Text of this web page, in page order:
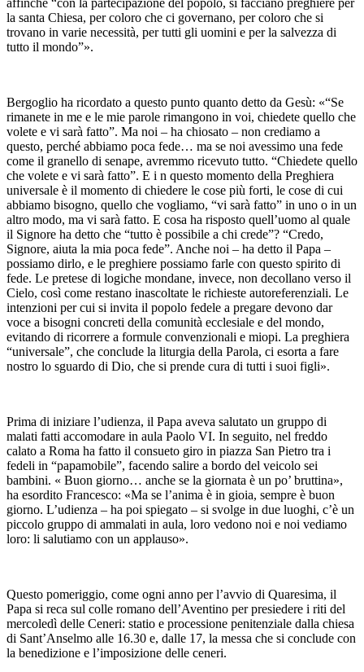
la santa Chiesa, per coloro che ci governano, per coloro che si
trovano in varie necessità, per tutti gli uomini e per la salvezza di
tutto il mondo”».
Bergoglio ha ricordato a questo punto quanto detto da Gesù: «“Se
rimanete in me e le mie parole rimangono in voi, chiedete quello che
volete e vi sarà fatto”. Ma noi – ha chiosato – non crediamo a
questo, perché abbiamo poca fede… ma se noi avessimo una fede
come il granello di senape, avremmo ricevuto tutto. “Chiedete quello
che volete e vi sarà fatto”. E i n questo momento della Preghiera
universale è il momento di chiedere le cose più forti, le cose di cui
abbiamo bisogno, quello che vogliamo, “vi sarà fatto” in uno o in un
altro modo, ma vi sarà fatto. E cosa ha risposto quell’uomo al quale
il Signore ha detto che “tutto è possibile a chi crede”? “Credo,
Signore, aiuta la mia poca fede”. Anche noi – ha detto il Papa –
possiamo dirlo, e le preghiere possiamo farle con questo spirito di
fede. Le pretese di logiche mondane, invece, non decollano verso il
Cielo, così come restano inascoltate le richieste autoreferenziali. Le
intenzioni per cui si invita il popolo fedele a pregare devono dar
voce a bisogni concreti della comunità ecclesiale e del mondo,
evitando di ricorrere a formule convenzionali e miopi. La preghiera
“universale”, che conclude la liturgia della Parola, ci esorta a fare
nostro lo sguardo di Dio, che si prende cura di tutti i suoi figli».
Prima di iniziare l’udienza, il Papa aveva salutato un gruppo di
malati fatti accomodare in aula Paolo VI. In seguito, nel freddo
calato a Roma ha fatto il consueto giro in piazza San Pietro tra i
fedeli in “papamobile”, facendo salire a bordo del veicolo sei
bambini. « Buon giorno… anche se la giornata è un po’ bruttina»,
ha esordito Francesco: «Ma se l’anima è in gioia, sempre è buon
giorno. L’udienza – ha poi spiegato – si svolge in due luoghi, c’è un
piccolo gruppo di ammalati in aula, loro vedono noi e noi vediamo
loro: li salutiamo con un applauso».
Questo pomeriggio, come ogni anno per l’avvio di Quaresima, il
Papa si reca sul colle romano dell’Aventino per presiedere i riti del
mercoledì delle Ceneri: statio e processione penitenziale dalla chiesa
di Sant’Anselmo alle 16.30 e, dalle 17, la messa che si conclude con
la benedizione e l’imposizione delle ceneri.